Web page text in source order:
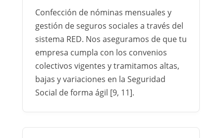
Confección de nóminas mensuales y
gestión de seguros sociales a través del
sistema RED. Nos aseguramos de que tu
empresa cumpla con los convenios
colectivos vigentes y tramitamos altas,
bajas y variaciones en la Seguridad
Social de forma ágil [9, 11].